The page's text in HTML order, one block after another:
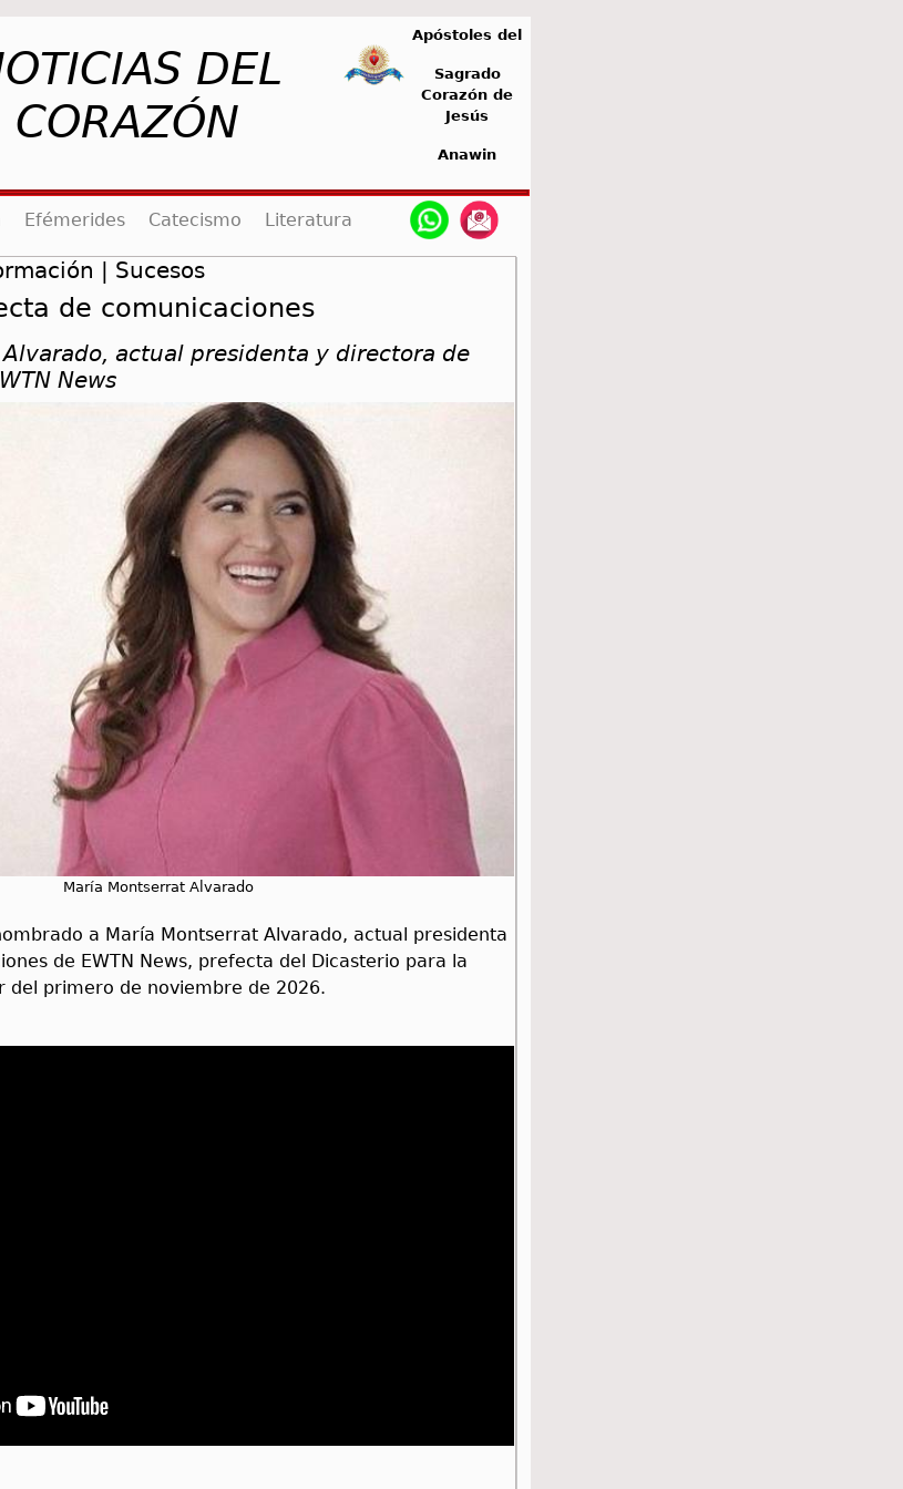
DEL
CORAZÓN
Apóstoles del
Sagrado
Corazón de
Jesús
Anawin
Efémerides Catecismo Literatura
| Sucesos
de comunicaciones
actual presidenta y directora de
News
María Montserrat Alvarado
a María Montserrat Alvarado, actual presidenta
de EWTN News, prefecta del Dicasterio para la
del primero de noviembre de 2026.